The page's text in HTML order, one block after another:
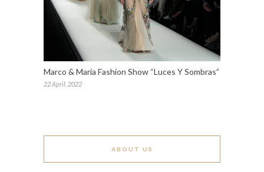
Marco & María Fashion Show “Luces Y Sombras”
22 April, 2022
ABOUT US